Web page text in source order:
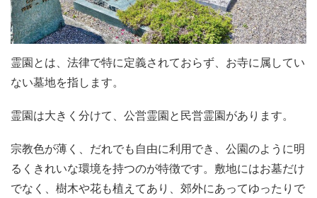
霊園とは、法律で特に定義されておらず、お寺に属してい
ない墓地を指します。
霊園は大きく分けて、公営霊園と民営霊園があります。
宗教色が薄く、だれでも自由に利用でき、公園のように明
るくきれいな環境を持つのが特徴です。敷地にはお墓だけ
でなく、樹木や花も植えてあり、郊外にあってゆったりで